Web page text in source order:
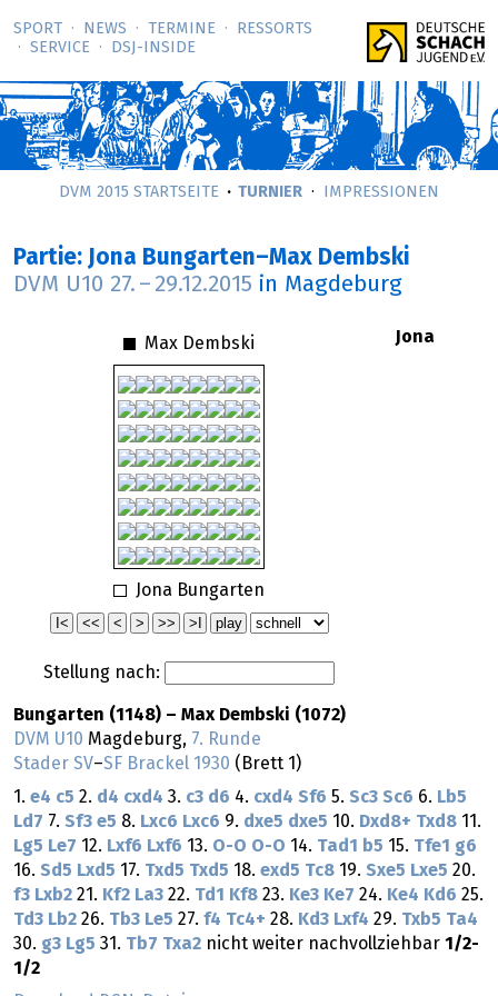
SPORT NEWS TERMINE
RESSORTS
SERVICE
DSJ-­INSIDE
DVM 2015 STARTSEITE TURNIER IMPRESSIONEN
Partie: Jona Bungarten–Max Dembski
DVM U10 27. – 29.12.2015 in Magdeburg
Max Dembski
Jona Bungarten
Stellung nach:
Jona
Bungarten (1148) – Max Dembski (1072)
DVM U10 Magdeburg, 7. Runde
Stader SV–SF Brackel 1930 (Brett 1)
1. e4 c5 2. d4 cxd4 3. c3 d6 4. cxd4 Sf6 5. Sc3 Sc6 6. Lb5
Ld7 7. Sf3 e5 8. Lxc6 Lxc6 9. dxe5 dxe5 10. Dxd8+ Txd8 11.
Lg5 Le7 12. Lxf6 Lxf6 13. O-O O-O 14. Tad1 b5 15. Tfe1 g6
16. Sd5 Lxd5 17. Txd5 Txd5 18. exd5 Tc8 19. Sxe5 Lxe5 20.
f3 Lxb2 21. Kf2 La3 22. Td1 Kf8 23. Ke3 Ke7 24. Ke4 Kd6 25.
Td3 Lb2 26. Tb3 Le5 27. f4 Tc4+ 28. Kd3 Lxf4 29. Txb5 Ta4
30. g3 Lg5 31. Tb7 Txa2 nicht weiter nachvollziehbar 1/2-
1/2